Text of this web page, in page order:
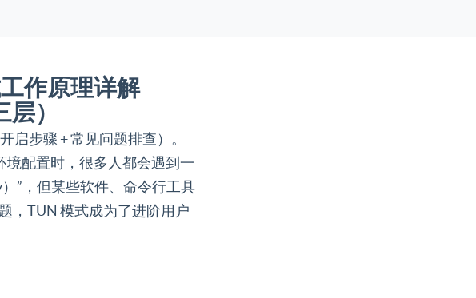
作原理详解
）
启步骤 + 常见问题排查）。
境配置时，很多人都会遇到一
”，但某些软件、命令行工具
，TUN 模式成为了进阶用户